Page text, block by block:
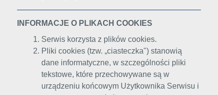
INFORMACJE O PLIKACH COOKIES
Serwis korzysta z plików cookies.
Pliki cookies (tzw. „ciasteczka") stanowią
dane informatyczne, w szczególności pliki
tekstowe, które przechowywane są w
urządzeniu końcowym Użytkownika Serwisu i